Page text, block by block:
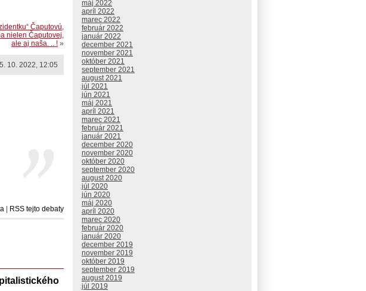
Čaputovú,
nielen Čaputovej,
ale aj naša. .. ! »
10. 2022, 12:05
RSS tejto debaty
máj 2022
apríl 2022
marec 2022
február 2022
január 2022
december 2021
november 2021
október 2021
september 2021
august 2021
júl 2021
jún 2021
máj 2021
apríl 2021
marec 2021
február 2021
január 2021
december 2020
november 2020
október 2020
september 2020
august 2020
júl 2020
jún 2020
máj 2020
apríl 2020
marec 2020
február 2020
január 2020
december 2019
november 2019
október 2019
september 2019
august 2019
júl 2019